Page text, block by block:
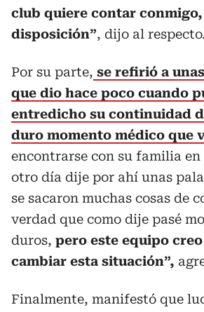
club quiere contar
disposición”, dijo al respecto.
Por su parte, se refirió a
que dio hace poco cuando
entredicho su continuidad
duro momento médico que
encontrarse con su familia en
otro día dije por ahí unas
se sacaron muchas cosas de
verdad que como dije pasé
duros, pero este equipo
cambiar esta situación”,
Finalmente, manifestó que